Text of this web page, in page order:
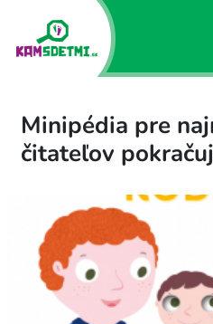
Minipédia pre
čitateľov